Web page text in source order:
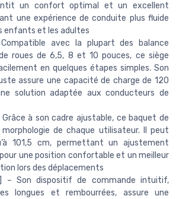
un confort optimal et un excellent
une expérience de conduite plus fluide
enfants et les adultes
avec la plupart des balance
roues de 6,5, 8 et 10 pouces, ce siège
en quelques étapes simples. Son
assure une capacité de charge de 120
solution adaptée aux conducteurs de
à son cadre ajustable, ce baquet de
de chaque utilisateur. Il peut
101,5 cm, permettant un ajustement
une position confortable et un meilleur
lors des déplacements
– Son dispositif de commande intuitif,
longues et rembourrées, assure une